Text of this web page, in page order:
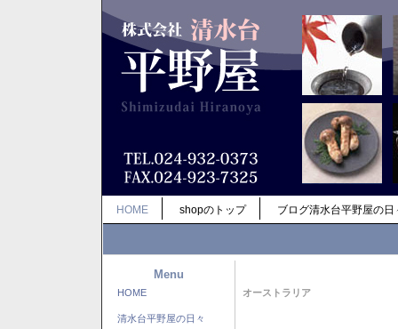
HOME shopのトップ ブログ清水台平野屋の日
Menu
HOME
清水台平野屋の日々
オーストラリア